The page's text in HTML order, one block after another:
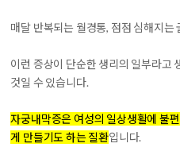
매달 반복되는 월경통, 점점 심해지는
이런 증상이 단순한 생리의 일부라고
것일 수 있습니다.
자궁내막증은 여성의 일상생활에 불
게 만들기도 하는 질환입니다.